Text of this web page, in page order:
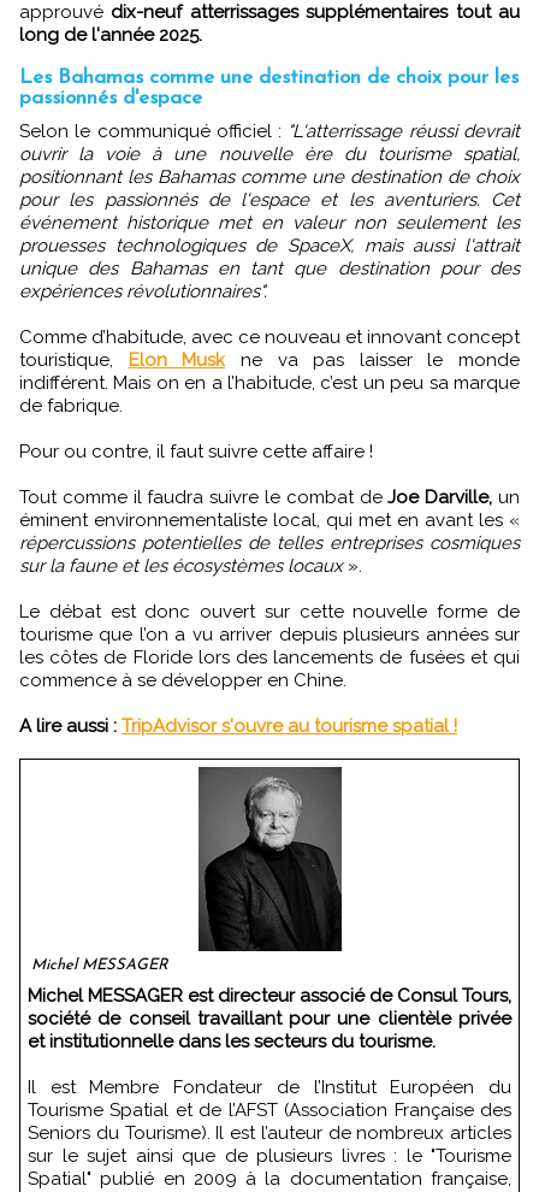
approuvé dix-neuf atterrissages supplémentaires tout au
long de l'année 2025.
Les Bahamas comme une destination de choix pour les
passionnés d'espace
Selon le communiqué officiel : "L'atterrissage réussi devrait
ouvrir la voie à une nouvelle ère du tourisme spatial,
positionnant les Bahamas comme une destination de choix
pour les passionnés de l'espace et les aventuriers. Cet
événement historique met en valeur non seulement les
prouesses technologiques de SpaceX, mais aussi l'attrait
unique des Bahamas en tant que destination pour des
expériences révolutionnaires".
Comme d’habitude, avec ce nouveau et innovant concept
touristique, Elon Muskne va pas laisser le monde
indifférent. Mais on en a l’habitude, c’est un peu sa marque
de fabrique.
Pour ou contre, il faut suivre cette affaire !
Tout comme il faudra suivre le combat deJoe Darville, un
éminent environnementaliste local, qui met en avant les «
répercussions potentielles de telles entreprises cosmiques
sur la faune et les écosystèmes locaux».
Le débat est donc ouvert sur cette nouvelle forme de
tourisme que l’on a vu arriver depuis plusieurs années sur
les côtes de Floride lors des lancements de fusées et qui
commence à se développer en Chine.
A lire aussi : TripAdvisor s'ouvre au tourisme spatial !
Michel MESSAGER
Michel MESSAGER est directeur associé de Consul Tours,
société de conseil travaillant pour une clientèle privée
et institutionnelle dans les secteurs du tourisme.
Il est Membre Fondateur de l’Institut Européen du
Tourisme Spatial et de l’AFST (Association Française des
Seniors du Tourisme). Il est l’auteur de nombreux articles
sur le sujet ainsi que de plusieurs livres : le "Tourisme
Spatial" publié en 2009 à la documentation française,